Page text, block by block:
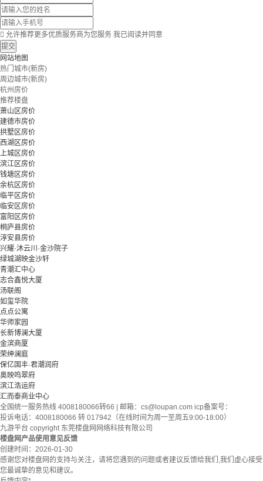
 允许推荐更多优质服务商为您服务 我已阅读并同意
提交
网站地图
热门城市(新房)
周边城市(新房)
杭州房价
推荐楼盘
萧山区房价
建德市房价
拱墅区房价
西湖区房价
上城区房价
滨江区房价
钱塘区房价
余杭区房价
临平区房价
临安区房价
富阳区房价
桐庐县房价
淳安县房价
兴耀·沐云川·金沙院子
绿城湖映金沙轩
青潮汇中心
志合鑫悦大厦
汤联阁
如玺华院
点点公寓
华师家园
长新博澜大厦
金滨商厦
荣绅澜庭
保亿国丰·君潮润府
奥映鸣翠府
滨江浩运府
汇而泰商业中心
全国统一服务热线 4008180066转66 | 邮箱： cs@loupan.com icp备案号：
投诉电话：4008180066 转 017942（在线时间为周一至周五9:00-18:00）
九游平台 copyright 东莞楼盘网网络科技有限公司
楼盘网产品使用意见反馈
创建时间： 2026-01-30
感谢您对楼盘网的支持与关注，请将您遇到的问题或者建议反馈给我们,我们虚心接受
您最诚挚的意见和建议。